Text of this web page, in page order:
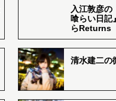
入江敦彦の
喰らい日記
らReturns
清水建二の